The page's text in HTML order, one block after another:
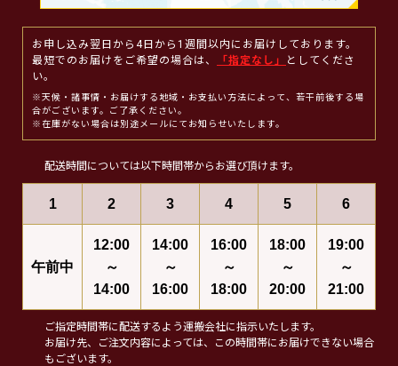
お申し込み翌日から4日から1週間以内にお届けしております。
最短でのお届けをご希望の場合は、
「指定なし」
としてくださ
い。
※天候・諸事情・お届けする地域・お支払い方法によって、若干前後する場
合がございます。ご了承ください。
※在庫がない場合は別途メールにてお知らせいたします。
配送時間については以下時間帯からお選び頂けます。
1 2 3 4 5 6
午前中
12:00
～
14:00
14:00
～
16:00
16:00
～
18:00
18:00
～
20:00
19:00
～
21:00
ご指定時間帯に配送するよう運搬会社に指示いたします。
お届け先、ご注文内容によっては、この時間帯にお届けできない場合
もございます。